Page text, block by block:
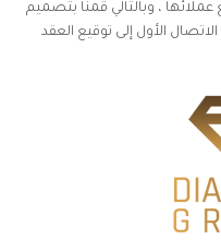
، وبالتالي قمنا بتصميم
الأول إلى توقيع العقد